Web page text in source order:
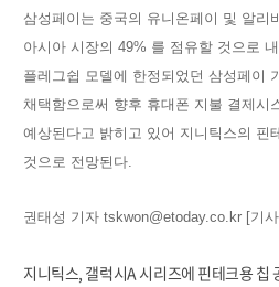
삼성페이는 중국의 유니온페이 및 알리
아시아 시장의 49% 를 점유할 것으로
플레그쉽 모델에 한정되었던 삼성페이
채택함으로써 향후 휴대폰 지불 결제시
예상된다고 밝히고 있어 지니틱스의 핀
것으로 전망된다.
권태성 기자 tskwon@etoday.co.kr [기
지니틱스, 갤럭시A 시리즈에 핀테크용 칩